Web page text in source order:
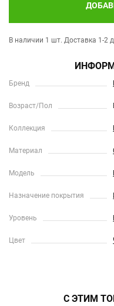
В наличии 1 шт. Доставка 1-2
Бренд
Возраст/Пол
Коллекция
Материал
Модель
Назначение покрытия
Уровень
Цвет
С ЭТИМ